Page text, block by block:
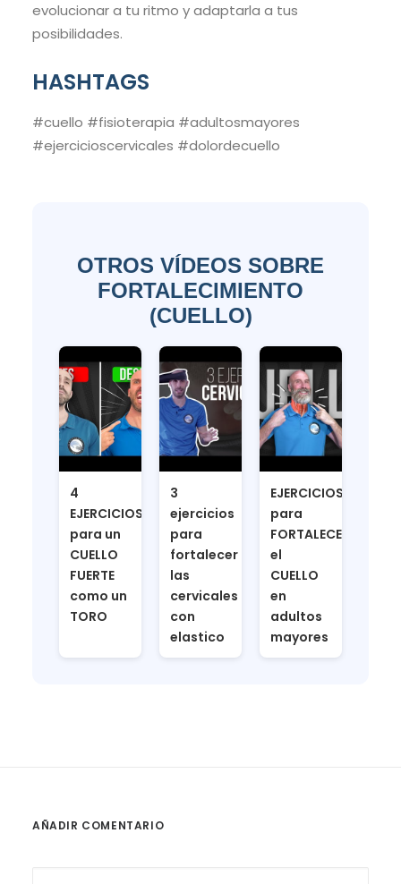
evolucionar a tu ritmo y adaptarla a tus
posibilidades.
HASHTAGS
#cuello #fisioterapia #adultosmayores
#ejercicioscervicales #dolordecuello
OTROS VÍDEOS SOBRE
FORTALECIMIENTO
(CUELLO)
4
EJERCICIOS
para un
CUELLO
FUERTE
como un
TORO
3
ejercicios
para
fortalecer
las
cervicales
con
elastico
EJERCICIOS
para
FORTALECER
el
CUELLO
en
adultos
mayores
AÑADIR COMENTARIO